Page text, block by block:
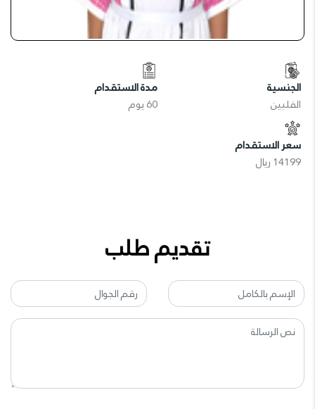
الجنسية
الفلبين
مدة الاستقدام
60 يوم
سعر الاستقدام
14199 ريال
تقديم طلب